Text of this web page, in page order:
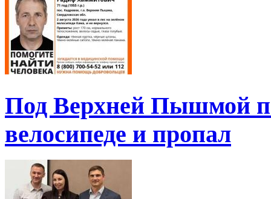
Под Верхней Пышмой
велосипеде и пропал